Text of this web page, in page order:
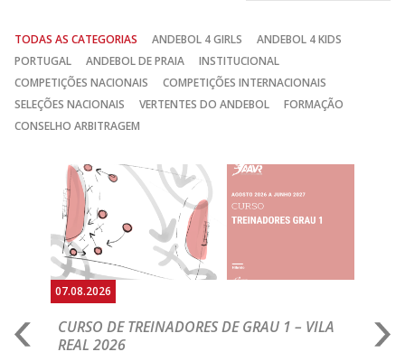
TODAS AS CATEGORIAS ANDEBOL 4 GIRLS
ANDEBOL 4 KIDS
PORTUGAL
ANDEBOL DE PRAIA
INSTITUCIONAL
COMPETIÇÕES NACIONAIS
COMPETIÇÕES INTERNACIONAIS
SELEÇÕES NACIONAIS
VERTENTES DO ANDEBOL
FORMAÇÃO
CONSELHO ARBITRAGEM
07.08.2026
CURSO DE TREINADORES DE GRAU 1 – VILA
REAL 2026
Anterior